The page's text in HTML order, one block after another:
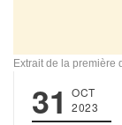
Extrait de la première
31
OCT
2023